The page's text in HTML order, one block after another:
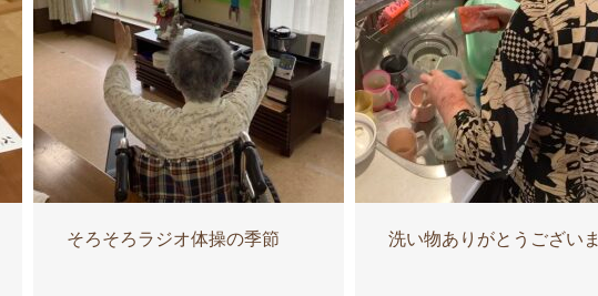
そろそろラジオ体操の季節 洗い物ありがとうござい